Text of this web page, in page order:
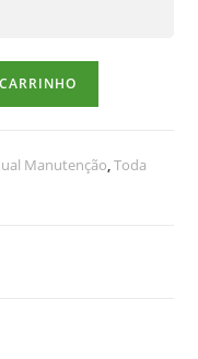
Manutenção,Toda